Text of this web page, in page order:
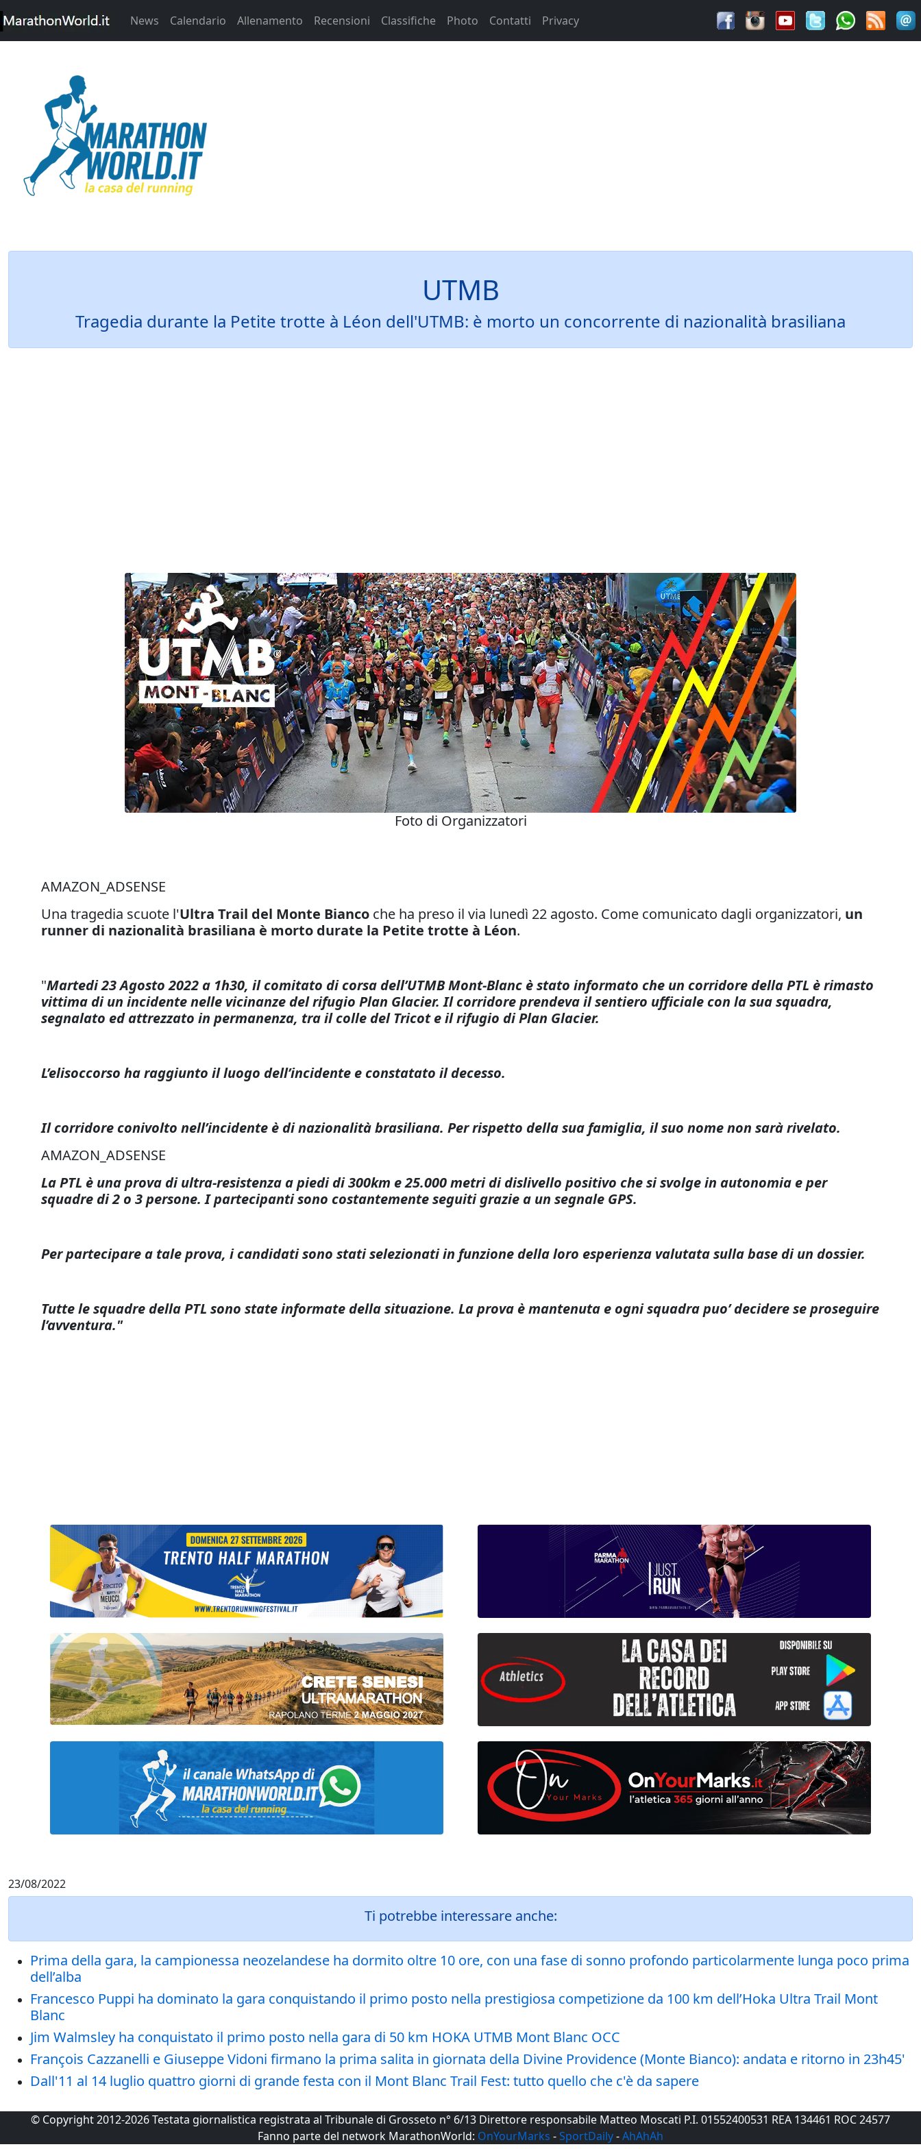
News Calendario Allenamento Recensioni Classifiche Photo Contatti Privacy
UTMB
Tragedia durante la Petite trotte à Léon dell'UTMB: è morto un concorrente di nazionalità brasiliana
Foto di Organizzatori
AMAZON_ADSENSE
Una tragedia scuote l'Ultra Trail del Monte Bianco che ha preso il via lunedì 22 agosto. Come comunicato dagli organizzatori, un
runner di nazionalità brasiliana è morto durate la Petite trotte à Léon.
"Martedi 23 Agosto 2022 a 1h30, il comitato di corsa dell’UTMB Mont-Blanc è stato informato che un corridore della PTL è rimasto
vittima di un incidente nelle vicinanze del rifugio Plan Glacier. Il corridore prendeva il sentiero ufficiale con la sua squadra,
segnalato ed attrezzato in permanenza, tra il colle del Tricot e il rifugio di Plan Glacier.
L’elisoccorso ha raggiunto il luogo dell’incidente e constatato il decesso.
Il corridore conivolto nell’incidente è di nazionalità brasiliana. Per rispetto della sua famiglia, il suo nome non sarà rivelato.
AMAZON_ADSENSE
La PTL è una prova di ultra-resistenza a piedi di 300km e 25.000 metri di dislivello positivo che si svolge in autonomia e per
squadre di 2 o 3 persone. I partecipanti sono costantemente seguiti grazie a un segnale GPS.
Per partecipare a tale prova, i candidati sono stati selezionati in funzione della loro esperienza valutata sulla base di un dossier.
Tutte le squadre della PTL sono state informate della situazione. La prova è mantenuta e ogni squadra puo’ decidere se proseguire
l’avventura."
23/08/2022
Ti potrebbe interessare anche:
Prima della gara, la campionessa neozelandese ha dormito oltre 10 ore, con una fase di sonno profondo particolarmente lunga poco prima
dell’alba
Francesco Puppi ha dominato la gara conquistando il primo posto nella prestigiosa competizione da 100 km dell’Hoka Ultra Trail Mont
Blanc
Jim Walmsley ha conquistato il primo posto nella gara di 50 km HOKA UTMB Mont Blanc OCC
François Cazzanelli e Giuseppe Vidoni firmano la prima salita in giornata della Divine Providence (Monte Bianco): andata e ritorno in 23h45'
Dall'11 al 14 luglio quattro giorni di grande festa con il Mont Blanc Trail Fest: tutto quello che c'è da sapere
© Copyright 2012-2026 Testata giornalistica registrata al Tribunale di Grosseto n° 6/13 Direttore responsabile Matteo Moscati P.I. 01552400531 REA 134461 ROC 24577
Fanno parte del network MarathonWorld: OnYourMarks -SportDaily-AhAhAh